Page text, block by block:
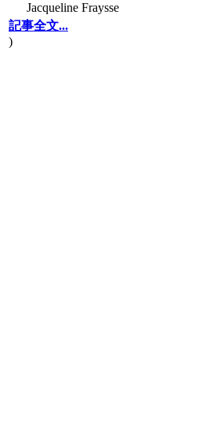
Jacqueline Fraysse
記事全文...
)